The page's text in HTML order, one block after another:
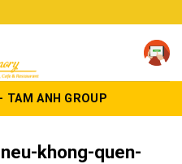
TAM ANH GROUP
khong-quen-